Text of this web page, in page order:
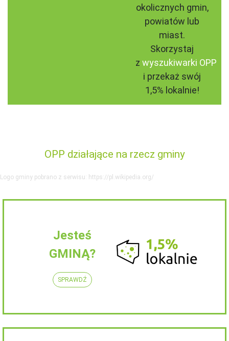
okolicznych gmin,
powiatów lub
miast.
Skorzystaj
z wyszukiwarki OPP
i przekaż swój
1,5% lokalnie!
OPP działające na rzecz gminy
Logo gminy pobrano z serwisu: https://pl.wikipedia.org/
Jesteś
GMINĄ?
SPRAWDŹ